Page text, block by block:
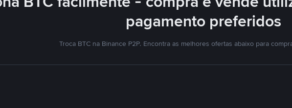
pagamento preferidos
Troca BTC na Binance P2P. Encontra as melhores ofertas abaixo para